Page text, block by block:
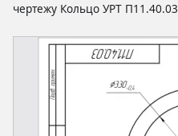
чертежу Кольцо УРТ П11.40.03